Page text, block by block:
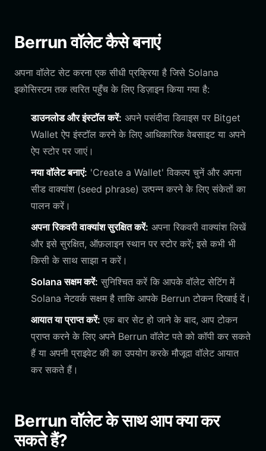
Berrun वॉलेट कैसे बनाएं
अपना वॉलेट सेट करना एक सीधी प्रक्रिया है जिसे Solana
इकोसिस्टम तक त्वरित पहुँच के लिए डिज़ाइन किया गया है:
डाउनलोड और इंस्टॉल करें: अपने पसंदीदा डिवाइस पर Bitget
Wallet ऐप इंस्टॉल करने के लिए आधिकारिक वेबसाइट या अपने
ऐप स्टोर पर जाएं।
नया वॉलेट बनाएं: 'Create a Wallet' विकल्प चुनें और अपना
सीड वाक्यांश (seed phrase) उत्पन्न करने के लिए संकेतों का
पालन करें।
अपना रिकवरी वाक्यांश सुरक्षित करें: अपना रिकवरी वाक्यांश लिखें
और इसे सुरक्षित, ऑफ़लाइन स्थान पर स्टोर करें; इसे कभी भी
किसी के साथ साझा न करें।
Solana सक्षम करें: सुनिश्चित करें कि आपके वॉलेट सेटिंग में
Solana नेटवर्क सक्षम है ताकि आपके Berrun टोकन दिखाई दें।
आयात या प्राप्त करें: एक बार सेट हो जाने के बाद, आप टोकन
प्राप्त करने के लिए अपने Berrun वॉलेट पते को कॉपी कर सकते
हैं या अपनी प्राइवेट की का उपयोग करके मौजूदा वॉलेट आयात
कर सकते हैं।
Berrun वॉलेट के साथ आप क्या कर
सकते हैं?